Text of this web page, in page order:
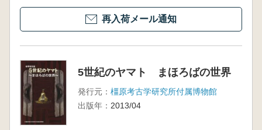
再入荷メール通知
5世紀のヤマト まほろばの世界
発行元： 橿原考古学研究所付属博物館
出版年： 2013/04